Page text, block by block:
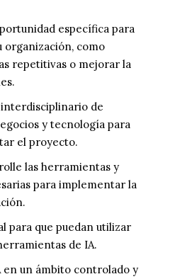
específica para
organización, como
repetitivas o mejorar la
interdisciplinario de
y tecnología para
el proyecto.
las herramientas y
para implementar la
para que puedan utilizar
de IA.
en un ámbito controlado y